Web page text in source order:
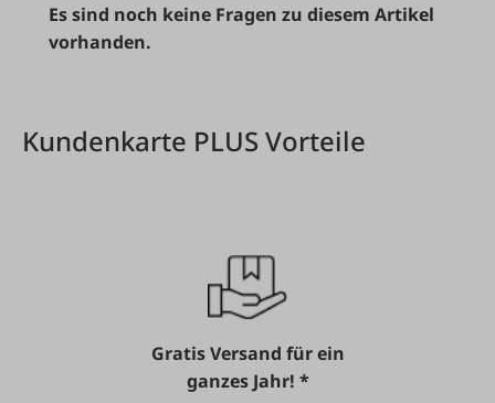
Es sind noch keine Fragen zu diesem Artikel
vorhanden.
Kundenkarte PLUS Vorteile
Gratis Versand für ein
ganzes Jahr! *